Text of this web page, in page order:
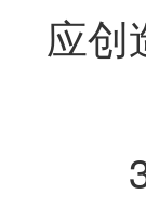
应创